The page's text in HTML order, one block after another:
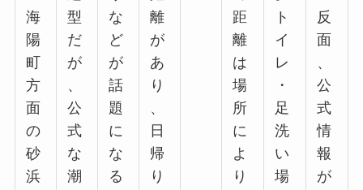
海
陽
町
方
面
の
砂
浜
型
だ
が
、
公
式
な
潮
な
ど
が
話
題
に
な
る
離
が
あ
り
、
日
帰
り
距
離
は
場
所
に
よ
り
ト
イ
レ
・
足
洗
い
場
反
面
、
公
式
情
報
が